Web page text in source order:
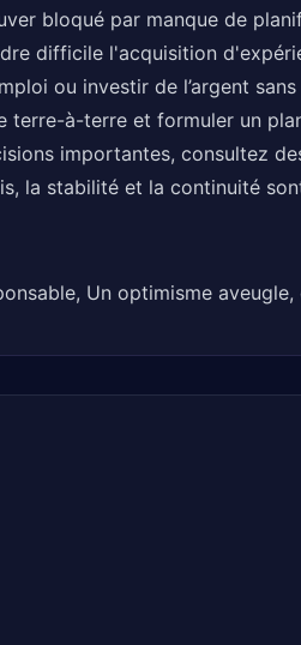
bloqué par manque de
difficile l'acquisition
ou investir de l’argent
terre-à-terre et formuler un
importantes, consultez
la stabilité et la continuité
Un optimisme